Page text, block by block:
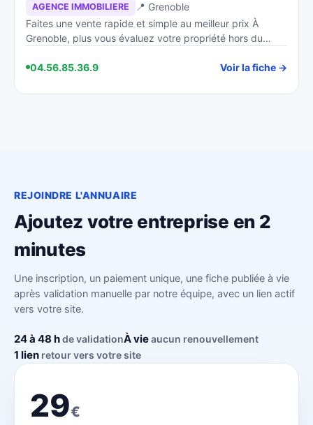
AGENCE IMMOBILIERE
📍 Grenoble
Faites une vente rapide et simple au meilleur prix À
Grenoble, plus vous évaluez votre propriété hors du…
04.56.85.36.9 Voir la fiche →
REJOINDRE L'ANNUAIRE
Ajoutez votre entreprise en 2
minutes
Une inscription, un paiement unique, une fiche publiée à vie
après validation manuelle par notre équipe, avec un lien actif
vers votre site.
24 à 48 hde validationÀ vieaucun renouvellement
1 lien retour vers votre site
29€